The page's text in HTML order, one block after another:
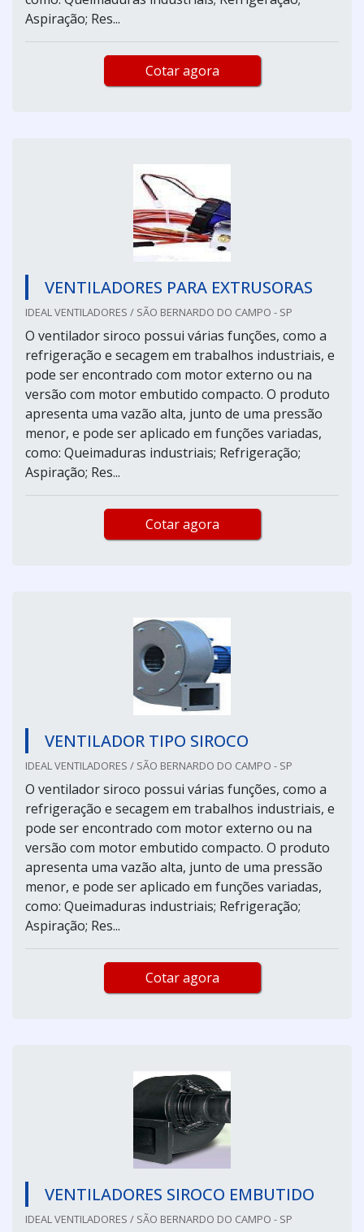
Aspiração; Res...
Cotar agora
VENTILADORES PARA EXTRUSORAS
IDEAL VENTILADORES / SÃO BERNARDO DO CAMPO - SP
O ventilador siroco possui várias funções, como a
refrigeração e secagem em trabalhos industriais, e
pode ser encontrado com motor externo ou na
versão com motor embutido compacto. O produto
apresenta uma vazão alta, junto de uma pressão
menor, e pode ser aplicado em funções variadas,
como: Queimaduras industriais; Refrigeração;
Aspiração; Res...
Cotar agora
VENTILADOR TIPO SIROCO
IDEAL VENTILADORES / SÃO BERNARDO DO CAMPO - SP
O ventilador siroco possui várias funções, como a
refrigeração e secagem em trabalhos industriais, e
pode ser encontrado com motor externo ou na
versão com motor embutido compacto. O produto
apresenta uma vazão alta, junto de uma pressão
menor, e pode ser aplicado em funções variadas,
como: Queimaduras industriais; Refrigeração;
Aspiração; Res...
Cotar agora
VENTILADORES SIROCO EMBUTIDO
IDEAL VENTILADORES / SÃO BERNARDO DO CAMPO - SP